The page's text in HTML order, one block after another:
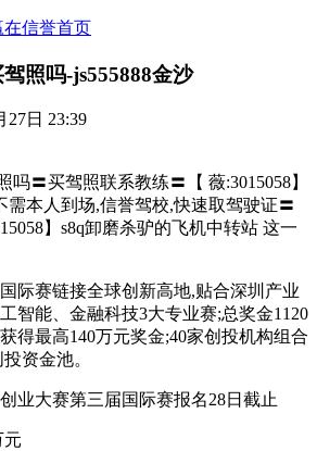
信誉首页
照吗-js555888金沙
27日 23:39
吗〓买驾照联系教练〓【 薇:3015058】
需本人到场,信誉驾校,快速取驾驶证〓
】s8q卸磨杀驴的飞机中转站 这一
际赛链接全球创新高地,贴合深圳产业
智能、金融科技3大专业赛;总奖金1120
得最高140万元奖金;40家创投机构组合
资金池。
业大赛第三届国际赛报名28日截止
元